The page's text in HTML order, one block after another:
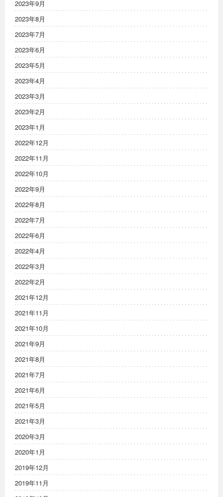
2023年9月
2023年8月
2023年7月
2023年6月
2023年5月
2023年4月
2023年3月
2023年2月
2023年1月
2022年12月
2022年11月
2022年10月
2022年9月
2022年8月
2022年7月
2022年6月
2022年4月
2022年3月
2022年2月
2021年12月
2021年11月
2021年10月
2021年9月
2021年8月
2021年7月
2021年6月
2021年5月
2021年3月
2020年3月
2020年1月
2019年12月
2019年11月